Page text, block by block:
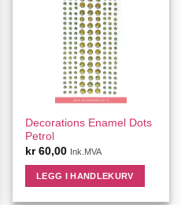
Decorations Enamel Dots
Petrol
kr60,00 Ink.MVA
LEGG I HANDLEKURV